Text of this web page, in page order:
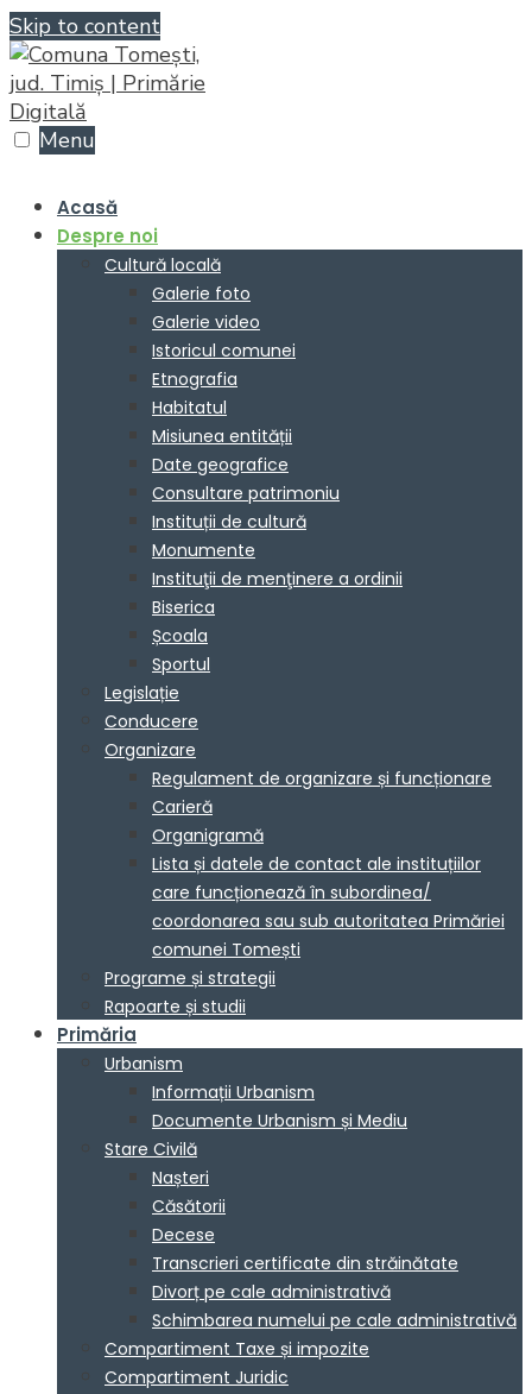
Skip to content
Menu
Acasă
Despre noi
Cultură locală
Galerie foto
Galerie video
Istoricul comunei
Etnografia
Habitatul
Misiunea entității
Date geografice
Consultare patrimoniu
Instituții de cultură
Monumente
Instituţii de menţinere a ordinii
Biserica
Școala
Sportul
Legislație
Conducere
Organizare
Regulament de organizare și funcționare
Carieră
Organigramă
Lista și datele de contact ale instituțiilor
care funcționează în subordinea/
coordonarea sau sub autoritatea Primăriei
comunei Tomești
Programe și strategii
Rapoarte și studii
Primăria
Urbanism
Informații Urbanism
Documente Urbanism și Mediu
Stare Civilă
Nașteri
Căsătorii
Decese
Transcrieri certificate din străinătate
Divorț pe cale administrativă
Schimbarea numelui pe cale administrativă
Compartiment Taxe și impozite
Compartiment Juridic